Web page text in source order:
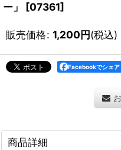
ー」
[07361]
販売価格: 1,200円(税込)
Facebookでシェア
商品詳細